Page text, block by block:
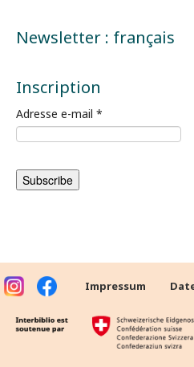
Newsletter : français
Inscription
Adresse e-mail *
Impressum